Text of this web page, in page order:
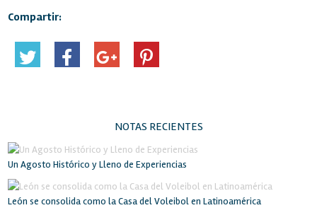
Compartir:
NOTAS RECIENTES
Un Agosto Histórico y Lleno de Experiencias
León se consolida como la Casa del Voleibol en Latinoamérica